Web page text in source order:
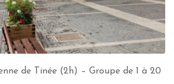
de Tinée (2h) – Groupe de 1 à 20